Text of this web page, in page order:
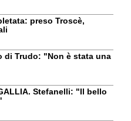
preso Troscè,
di Trudo: "Non è stata una
Stefanelli: "Il bello